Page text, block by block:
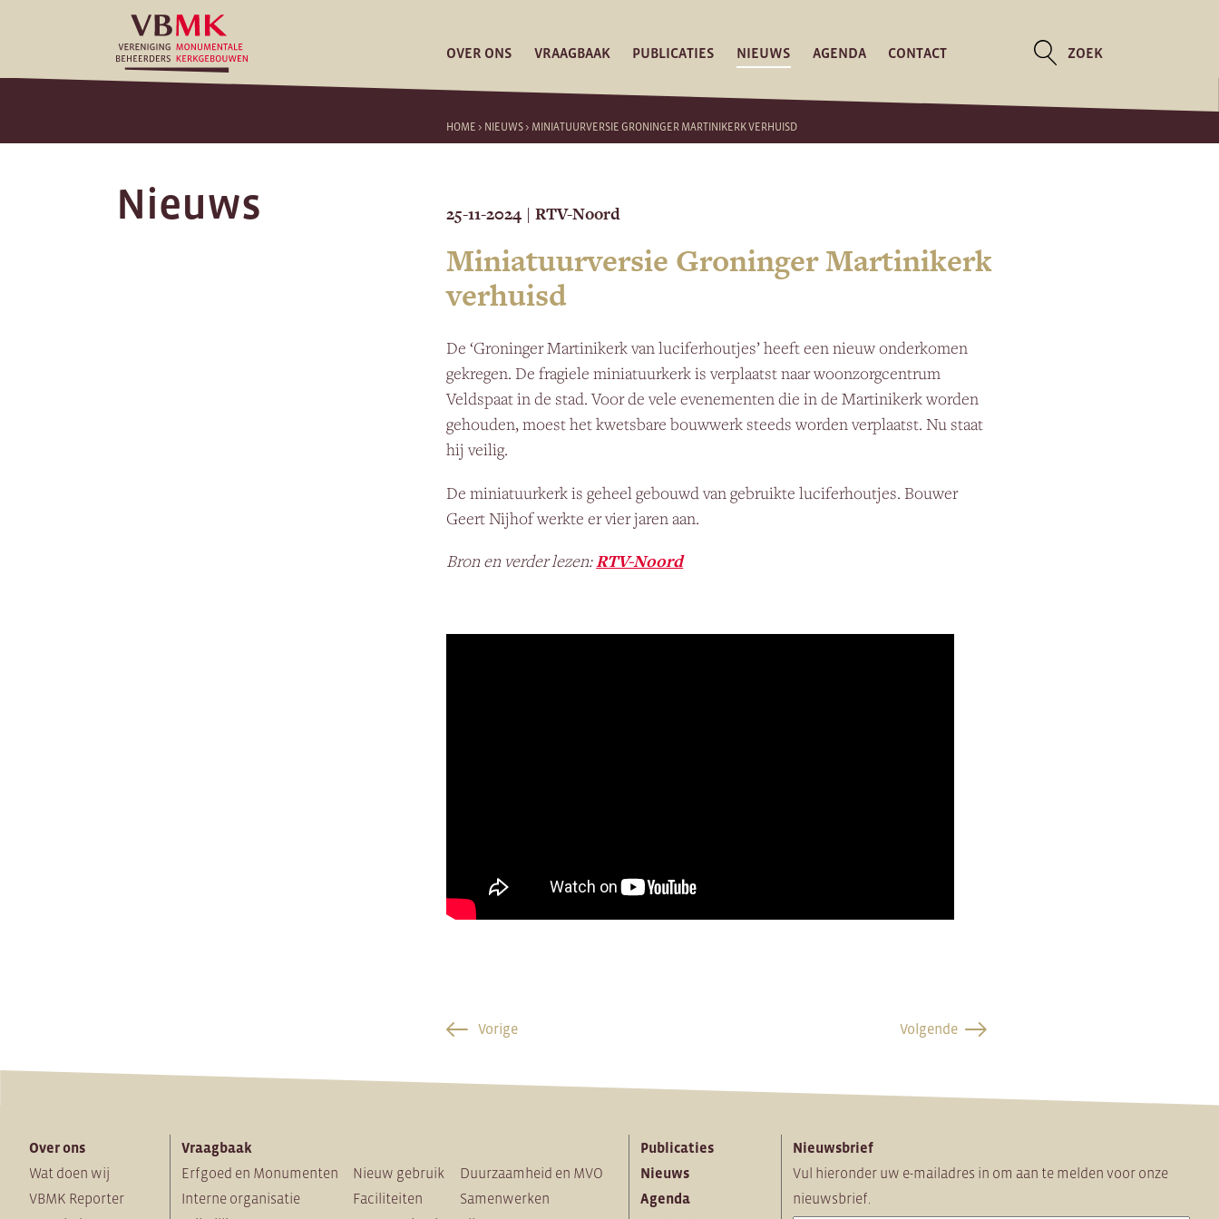
OVER ONS VRAAGBAAK PUBLICATIES NIEUWS AGENDA CONTACT ZOEK
HOME > NIEUWS> MINIATUURVERSIE GRONINGER MARTINIKERK VERHUISD
Nieuws 25-11-2024 | RTV-Noord
Miniatuurversie Groninger Martinikerk
verhuisd
De ‘Groninger Martinikerk van luciferhoutjes’ heeft een nieuw onderkomen
gekregen. De fragiele miniatuurkerk is verplaatst naar woonzorgcentrum
Veldspaat in de stad. Voor de vele evenementen die in de Martinikerk worden
gehouden, moest het kwetsbare bouwwerk steeds worden verplaatst. Nu staat
hij veilig.
De miniatuurkerk is geheel gebouwd van gebruikte luciferhoutjes. Bouwer
Geert Nijhof werkte er vier jaren aan.
Bron en verder lezen:RTV-Noord
Vorige Volgende
Over ons
Wat doen wij
VBMK Reporter
Vraagbaak
Erfgoed en Monumenten
Interne organisatie
Nieuw gebruik
Faciliteiten
Duurzaamheid en MVO
Samenwerken
Publicaties
Nieuws
Agenda
Nieuwsbrief
Vul hieronder uw e-mailadres in om aan te melden voor onze
nieuwsbrief.